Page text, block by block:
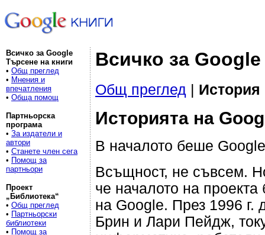
Всичко за Google
Търсене на книги
• Общ преглед
• Мнения и
впечатления
• Обща помощ
Партньорска
програма
• За издатели и
автори
• Станете член сега
• Помощ за
партньори
Проект
„Библиотека“
• Общ преглед
• Партньорски
библиотеки
• Помощ за
Всичко за
Общ преглед | История
Историята на
В началото беше
Всъщност, не съвсем.
че началото на
на Google. През 1996 г.
Брин и Лари Пейдж,